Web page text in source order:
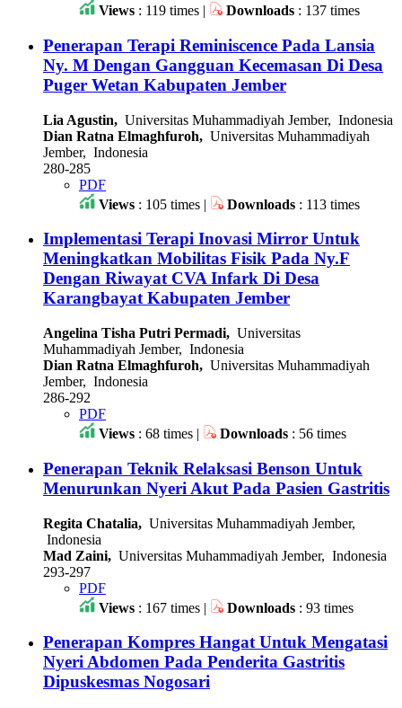
Views : 119 times | Downloads : 137 times
Penerapan Terapi Reminiscence Pada Lansia
Ny. M Dengan Gangguan Kecemasan Di Desa
Puger Wetan Kabupaten Jember
Lia Agustin, Universitas Muhammadiyah Jember, Indonesia
Dian Ratna Elmaghfuroh, Universitas Muhammadiyah
Jember, Indonesia
280-285
PDF
Views : 105 times | Downloads : 113 times
Implementasi Terapi Inovasi Mirror Untuk
Meningkatkan Mobilitas Fisik Pada Ny.F
Dengan Riwayat CVA Infark Di Desa
Karangbayat Kabupaten Jember
Angelina Tisha Putri Permadi, Universitas
Muhammadiyah Jember, Indonesia
Dian Ratna Elmaghfuroh, Universitas Muhammadiyah
Jember, Indonesia
286-292
PDF
Views : 68 times | Downloads : 56 times
Penerapan Teknik Relaksasi Benson Untuk
Menurunkan Nyeri Akut Pada Pasien Gastritis
Regita Chatalia, Universitas Muhammadiyah Jember,
Indonesia
Mad Zaini, Universitas Muhammadiyah Jember, Indonesia
293-297
PDF
Views : 167 times | Downloads : 93 times
Penerapan Kompres Hangat Untuk Mengatasi
Nyeri Abdomen Pada Penderita Gastritis
Dipuskesmas Nogosari